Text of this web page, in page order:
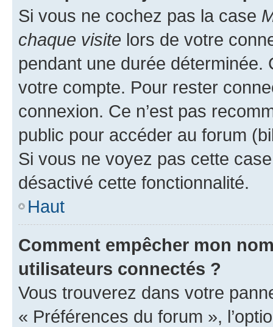
Si vous ne cochez pas la case
chaque visite lors de votre
pendant une durée déterminée.
votre compte. Pour rester
connexion. Ce n’est pas
public pour accéder au forum
Si vous ne voyez pas cette
désactivé cette fonctionnalité.
Haut
Comment empêcher mon
utilisateurs connectés ?
Vous trouverez dans votre
« Préférences du forum »,